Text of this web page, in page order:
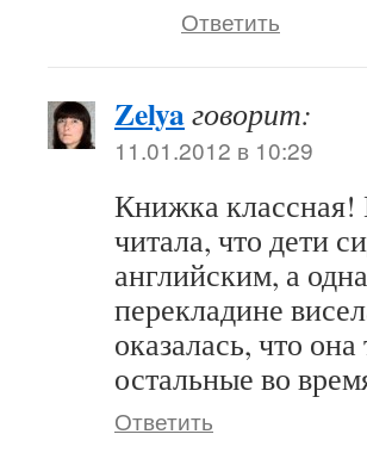
Ответить
Zelyaговорит:
11.01.2012 в 10:29
Книжка
читала, что дети
английским, а
перекладине
оказалась, что
остальные во
Ответить